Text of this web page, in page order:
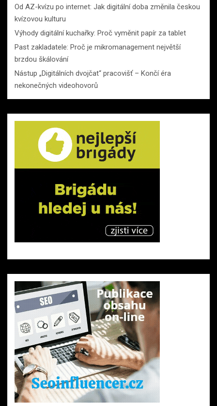
Od AZ-kvízu po internet: Jak digitální doba změnila českou
kvízovou kulturu
Výhody digitální kuchařky: Proč vyměnit papír za tablet
Past zakladatele: Proč je mikromanagement největší
brzdou škálování
Nástup „Digitálních dvojčat“ pracovišť – Končí éra
nekonečných videohovorů